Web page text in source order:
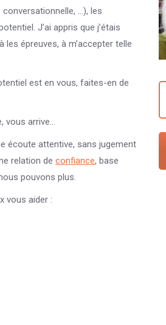
…), les
J’ai appris que j’étais
épreuves, à m’accepter telle
est en vous, faites-en de
vous arrive…
écoute attentive, sans jugement
relation de confiance, base
pouvons plus.
vous aider :